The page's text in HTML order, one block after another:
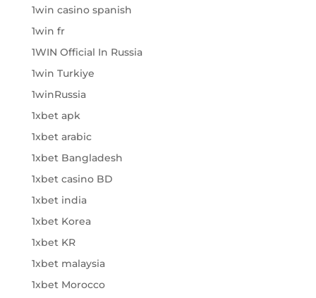
1win casino spanish
1win fr
1WIN Official In Russia
1win Turkiye
1winRussia
1xbet apk
1xbet arabic
1xbet Bangladesh
1xbet casino BD
1xbet india
1xbet Korea
1xbet KR
1xbet malaysia
1xbet Morocco